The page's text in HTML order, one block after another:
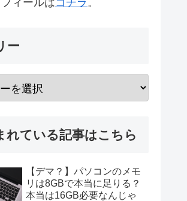
ィールはコチラ 。
ー
れている記事はこちら
【デマ？】パソコンのメモ
リは8GBで本当に足りる？
本当は16GB必要なんじゃ